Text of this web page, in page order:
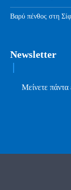
Βαρύ πένθος στη
Newsletter
Μείνετε πάντα